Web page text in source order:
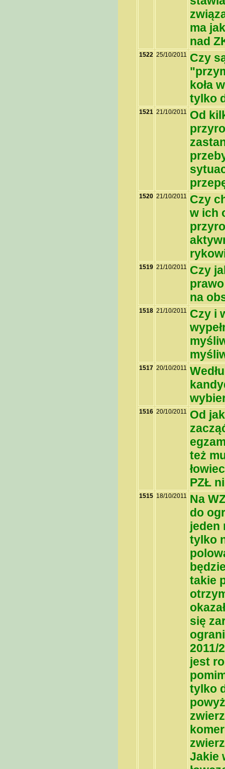
ma
nad
1522 25/10/2011 Czy
koła
tylko
1521 21/10/2011 Od
1520 21/10/2011 Czy
w ich
1519 21/10/2011 Czy
na
1518 21/10/2011 Czy i
1517 20/10/2011
1516 20/10/2011 Od
też
PZŁ
1515 18/10/2011 Na
do
jeden
tylko
takie
się
2011/
jest
tylko
Jakie